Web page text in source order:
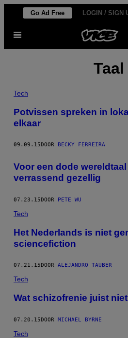
de
Go Ad Free LOGIN / SIGN
Open
Taal
Tech
Potvissen spreken in
elkaar
09.09.15 DOOR BECKY FERREIRA
Voor een dode
verrassend gezellig
07.23.15DOOR PETE WU
Tech
Het Nederlands is niet
sciencefiction
07.21.15 DOOR ALEJANDRO TAUBER
Tech
Wat schizofrenie juist
07.20.15DOOR MICHAEL BYRNE
Tech